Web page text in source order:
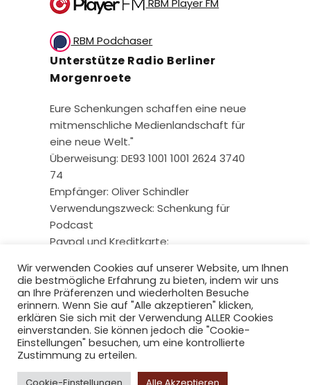
RBM Player FM
RBM Podchaser
Unterstütze Radio Berliner
Morgenroete
Eure Schenkungen schaffen eine neue
mitmenschliche Medienlandschaft für
eine neue Welt."
Überweisung: DE93 1001 1001 2624 3740
74
Empfänger: Oliver Schindler
Verwendungszweck: Schenkung für
Podcast
Paypal und Kreditkarte:
Copyright © 2026 radio-berliner-
Wir verwenden Cookies auf unserer Website, um Ihnen
die bestmögliche Erfahrung zu bieten, indem wir uns
an Ihre Präferenzen und wiederholten Besuche
erinnern. Wenn Sie auf "Alle akzeptieren" klicken,
erklären Sie sich mit der Verwendung ALLER Cookies
einverstanden. Sie können jedoch die "Cookie-
Einstellungen" besuchen, um eine kontrollierte
Zustimmung zu erteilen.